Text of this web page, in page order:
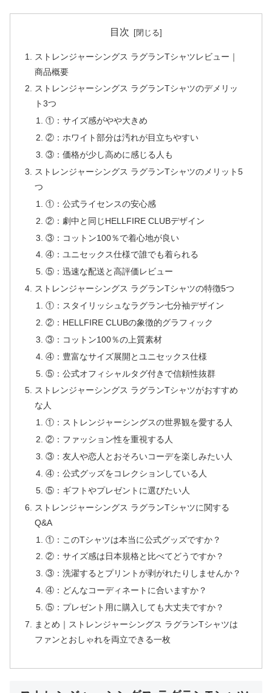
目次
ストレンジャーシングス ラグランTシャツレビュー｜
商品概要
ストレンジャーシングス ラグランTシャツのデメリッ
ト3つ
①：サイズ感がやや大きめ
②：ホワイト部分は汚れが目立ちやすい
③：価格が少し高めに感じる人も
ストレンジャーシングス ラグランTシャツのメリット5
つ
①：公式ライセンスの安心感
②：劇中と同じHELLFIRE CLUBデザイン
③：コットン100％で着心地が良い
④：ユニセックス仕様で誰でも着られる
⑤：迅速な配送と高評価レビュー
ストレンジャーシングス ラグランTシャツの特徴5つ
①：スタイリッシュなラグラン七分袖デザイン
②：HELLFIRE CLUBの象徴的グラフィック
③：コットン100％の上質素材
④：豊富なサイズ展開とユニセックス仕様
⑤：公式オフィシャルタグ付きで信頼性抜群
ストレンジャーシングス ラグランTシャツがおすすめ
な人
①：ストレンジャーシングスの世界観を愛する人
②：ファッション性を重視する人
③：友人や恋人とおそろいコーデを楽しみたい人
④：公式グッズをコレクションしている人
⑤：ギフトやプレゼントに選びたい人
ストレンジャーシングス ラグランTシャツに関する
Q&A
①：このTシャツは本当に公式グッズですか？
②：サイズ感は日本規格と比べてどうですか？
③：洗濯するとプリントが剥がれたりしませんか？
④：どんなコーディネートに合いますか？
⑤：プレゼント用に購入しても大丈夫ですか？
まとめ｜ストレンジャーシングス ラグランTシャツは
ファンとおしゃれを両立できる一枚